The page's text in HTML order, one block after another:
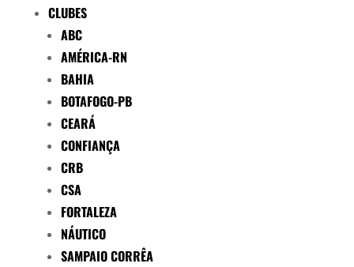
CLUBES
ABC
AMÉRICA-RN
BAHIA
BOTAFOGO-PB
CEARÁ
CONFIANÇA
CRB
CSA
FORTALEZA
NÁUTICO
SAMPAIO CORRÊA